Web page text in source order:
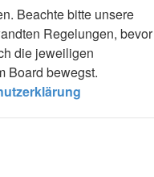
Beachte bitte unsere
Regelungen, bevor
die jeweiligen
Board bewegst.